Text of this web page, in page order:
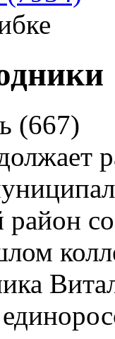
(667)